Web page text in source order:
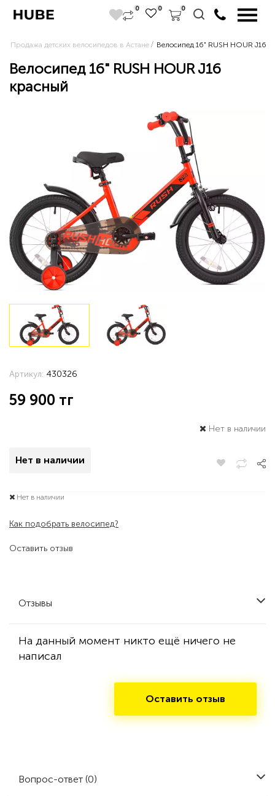
0 0 0
Продажа детских велосипедов в Астане Велосипед 16" RUSH HOUR J16
Велосипед 16" RUSH HOUR J16
красный
Оставить отзыв
Артикул: 430326
59 900 тг
Нет в наличии
Нет в наличии
Нет в наличии
Как подобрать велосипед?
Отзывы
На данный момент никто ещё ничего не
написал
Оставить отзыв
Вопрос-ответ (0)